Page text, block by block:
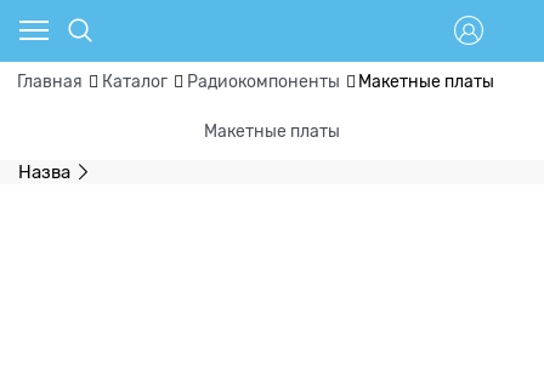
Главная Каталог Радиокомпоненты Макетные платы
Макетные платы
Назва